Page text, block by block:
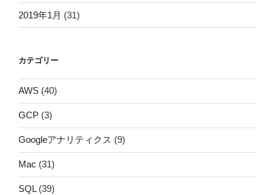
2019年1月 (31)
カテゴリー
AWS (40)
GCP (3)
Googleアナリティクス (9)
Mac (31)
SQL(39)